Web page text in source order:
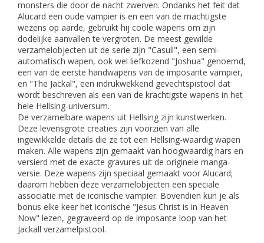
monsters die door de nacht zwerven. Ondanks het feit dat
Alucard een oude vampier is en een van de machtigste
wezens op aarde, gebruikt hij coole wapens om zijn
dodelijke aanvallen te vergroten. De meest gewilde
verzamelobjecten uit de serie zijn "Casull", een semi-
automatisch wapen, ook wel liefkozend "Joshua" genoemd,
een van de eerste handwapens van de imposante vampier,
en "The Jackal", een indrukwekkend gevechtspistool dat
wordt beschreven als een van de krachtigste wapens in het
hele Hellsing-universum.
De verzamelbare wapens uit Hellsing zijn kunstwerken.
Deze levensgrote creaties zijn voorzien van alle
ingewikkelde details die ze tot een Hellsing-waardig wapen
maken. Alle wapens zijn gemaakt van hoogwaardig hars en
versierd met de exacte gravures uit de originele manga-
versie. Deze wapens zijn speciaal gemaakt voor Alucard;
daarom hebben deze verzamelobjecten een speciale
associatie met de iconische vampier. Bovendien kun je als
bonus elke keer het iconische "Jesus Christ is in Heaven
Now" lezen, gegraveerd op de imposante loop van het
Jackall verzamelpistool.